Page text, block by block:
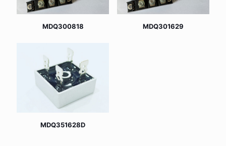
MDQ300818 MDQ301629
MDQ351628D